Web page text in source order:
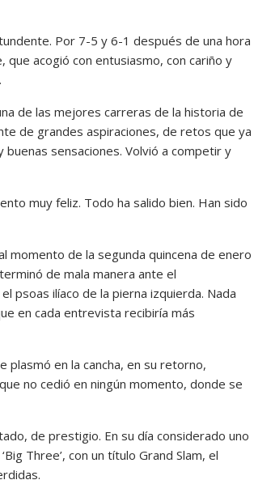
Por 7-5 y 6-1 después de una hora
acogió con entusiasmo, con cariño y
de las mejores carreras de la historia de
de grandes aspiraciones, de retos que ya
sensaciones. Volvió a competir y
muy feliz. Todo ha salido bien. Han sido
momento de la segunda quincena de enero
de mala manera ante el
psoas ilíaco de la pierna izquierda. Nada
en cada entrevista recibiría más
plasmó en la cancha, en su retorno,
no cedió en ningún momento, donde se
de prestigio. En su día considerado uno
Three’, con un título Grand Slam, el